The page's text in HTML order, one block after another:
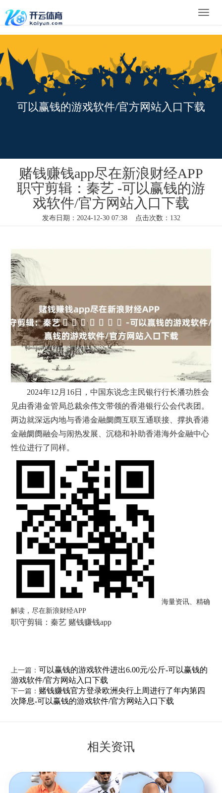
Toggle
可以赢钱的游戏软件/官方网站入口下载
赌钱赚钱app尽在新浪财经APP
职守剪辑：秦艺 -可以赢钱的游
戏软件/官方网站入口下载
发布日期：2024-12-30 07:38 点击次数：132
2024年12月16日，中国东说念主民银行行长潘功胜会
见由香港金管局总裁余伟文带领的香港银行公会代表团。
两边就深远内地与香港金融阛阓互联互通联接、撑执香港
金融阛阓融会与闹热发展、沉稳和补助香港海外金融中心
性位进行了同样。
海量资讯、精确
解读，尽在新浪财经APP
职守剪辑：秦艺 赌钱赚钱app
上一篇： 可以赢钱的游戏软件进出6.00元/公斤-可以赢钱的
游戏软件/官方网站入口下载
下一篇： 赌钱赚钱官方登录欧洲央行上周进行了年内第四
次降息-可以赢钱的游戏软件/官方网站入口下载
相关资讯